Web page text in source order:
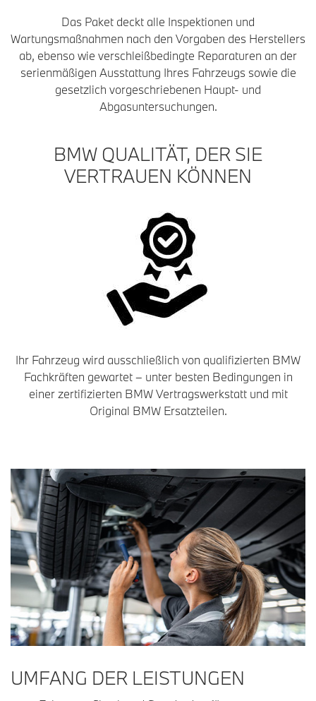
Das Paket deckt alle Inspektionen und
Wartungsmaßnahmen nach den Vorgaben des Herstellers
ab, ebenso wie verschleißbedingte Reparaturen an der
serienmäßigen Ausstattung Ihres Fahrzeugs sowie die
gesetzlich vorgeschriebenen Haupt- und
Abgasuntersuchungen.
BMW QUALITÄT, DER SIE
VERTRAUEN KÖNNEN
Ihr Fahrzeug wird ausschließlich von qualifizierten BMW
Fachkräften gewartet – unter besten Bedingungen in
einer zertifizierten BMW Vertragswerkstatt und mit
Original BMW Ersatzteilen.
UMFANG DER LEISTUNGEN